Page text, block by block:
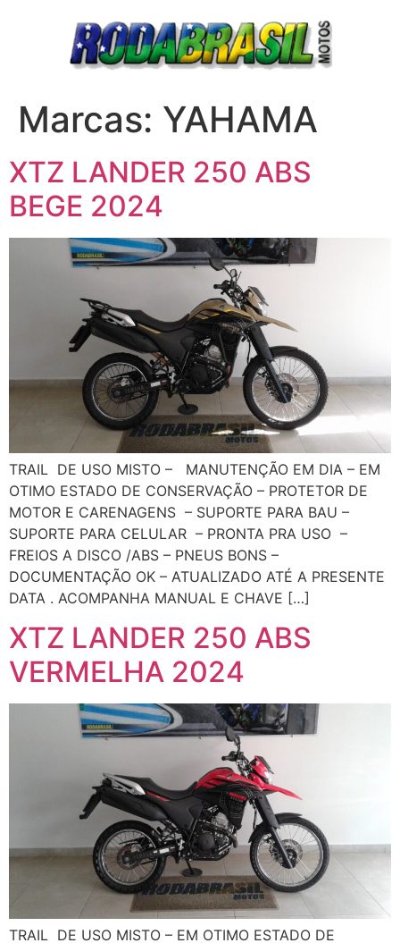
Marcas: YAHAMA
XTZ LANDER 250 ABS
BEGE 2024
TRAIL DE USO MISTO – MANUTENÇÃO EM DIA – EM
OTIMO ESTADO DE CONSERVAÇÃO – PROTETOR DE
MOTOR E CARENAGENS – SUPORTE PARA BAU –
SUPORTE PARA CELULAR – PRONTA PRA USO –
FREIOS A DISCO /ABS – PNEUS BONS –
DOCUMENTAÇÃO OK – ATUALIZADO ATÉ A PRESENTE
DATA . ACOMPANHA MANUAL E CHAVE […]
XTZ LANDER 250 ABS
VERMELHA 2024
TRAIL DE USO MISTO – EM OTIMO ESTADO DE